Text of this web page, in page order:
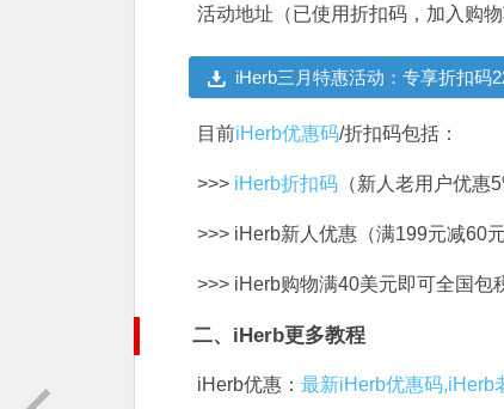
活动地址（已使用折扣码，加入购
iHerb三月特惠活动：专享折扣码
目前iHerb优惠码/折扣码包括：
>>> iHerb折扣码 （新人老用户优惠
>>> iHerb新人优惠（满199元减60
>>> iHerb购物满40美元即可全国包
二、iHerb更多教程
iHerb优惠： 最新iHerb优惠码,iHerb